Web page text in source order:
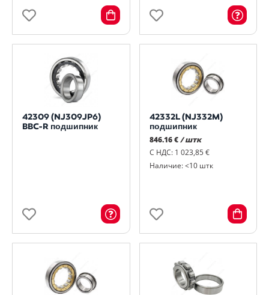
42309 (NJ309JP6)
BBC-R подшипник
42332L (NJ332M)
подшипник
846.16 € / штк
С НДС: 1 023,85 €
Наличие: <10 штк